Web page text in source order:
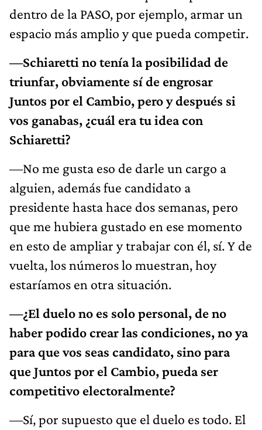
dentro de la PASO, por ejemplo, armar un
espacio más amplio y que pueda competir.
—Schiaretti no tenía la posibilidad de
triunfar, obviamente sí de engrosar
Juntos por el Cambio, pero y después si
vos ganabas, ¿cuál era tu idea con
Schiaretti?
—No me gusta eso de darle un cargo a
alguien, además fue candidato a
presidente hasta hace dos semanas, pero
que me hubiera gustado en ese momento
en esto de ampliar y trabajar con él, sí. Y de
vuelta, los números lo muestran, hoy
estaríamos en otra situación.
—¿El duelo no es solo personal, de no
haber podido crear las condiciones, no ya
para que vos seas candidato, sino para
que Juntos por el Cambio, pueda ser
competitivo electoralmente?
—Sí, por supuesto que el duelo es todo. El